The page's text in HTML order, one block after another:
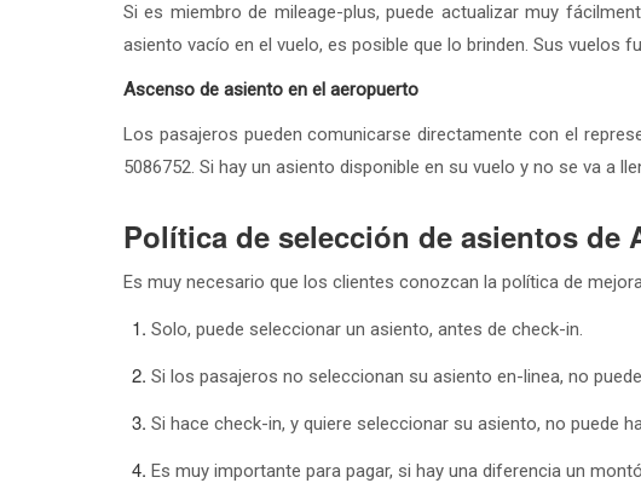
Si es miembro de mileage-plus, puede actualizar muy
asiento vacío en el vuelo, es posible que lo brinden. Sus vuelos
Ascenso de asiento en el aeropuerto
Los pasajeros pueden comunicarse directamente con el
5086752. Si hay un asiento disponible en su vuelo y no se va a
Política de selección de asientos de
Es muy necesario que los clientes conozcan la política de
Solo, puede seleccionar un asiento, antes de check-in.
Si los pasajeros no seleccionan su asiento en-linea, no
Si hace check-in, y quiere seleccionar su asiento, no puede
Es muy importante para pagar, si hay una diferencia un